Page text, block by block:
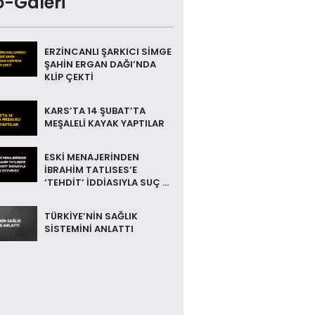
ERZİNCANLI ŞARKICI SİMGE
ŞAHİN ERGAN DAĞI’NDA
KLİP ÇEKTİ
KARS’TA 14 ŞUBAT’TA
MEŞALELİ KAYAK YAPTILAR
ESKİ MENAJERİNDEN
İBRAHİM TATLISES’E
‘TEHDİT’ İDDİASIYLA SUÇ ...
TÜRKİYE’NİN SAĞLIK
SİSTEMİNİ ANLATTI